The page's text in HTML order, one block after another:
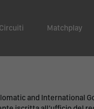
Circuiti Matchplay
and International